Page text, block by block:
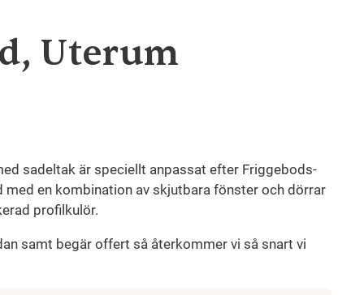
Uterum
sadeltak är speciellt anpassat efter Friggebods-
med en kombination av skjutbara fönster och dörrar
profilkulör.
samt begär offert så återkommer vi så snart vi